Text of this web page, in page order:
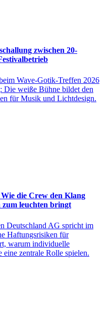
zwischen 20-
die Crew den Klang
zum leuchten bringt